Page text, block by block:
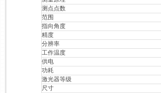
测点点数
范围
指向角度
精度
分辨率
工作温度
供电
功耗
激光器等级
尺寸